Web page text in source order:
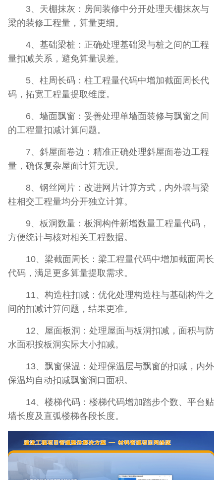
3、天棚抹灰：房间装修中分开处理天棚抹灰与
梁的装修工程量，算量更细。
4、基础梁桩：正确处理基础梁与桩之间的工程
量扣减关系，避免算量误差。
5、柱周长码：柱工程量代码中增加截面周长代
码，拓宽工程量提取维度。
6、墙面飘窗：妥善处理单墙面装修与飘窗之间
的工程量扣减计算问题。
7、斜屋面卷边：精准正确处理斜屋面卷边工程
量，确保复杂屋面计算无误。
8、钢丝网片：改进网片计算方式，内外墙与梁
柱相交工程量均分开独立计算。
9、板洞数量：板洞构件新增数量工程量代码，
方便统计与核对相关工程数据。
10、梁截面周长：梁工程量代码中增加截面周长
代码，满足更多算量提取需求。
11、构造柱扣减：优化处理构造柱与基础构件之
间的扣减计算问题，结果更准。
12、屋面板洞：处理屋面与板洞扣减，面积与防
水面积按板洞实际大小扣减。
13、飘窗保温：处理保温层与飘窗的扣减，内外
保温均自动扣减飘窗洞口面积。
14、楼梯代码：楼梯代码增加踏步个数、平台贴
墙长度及直弧楼梯各段长度。